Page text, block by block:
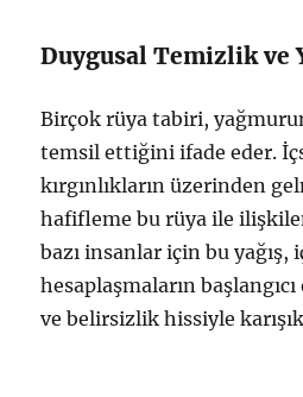
Duygusal Temizlik ve
Birçok rüya tabiri,
temsil ettiğini ifade eder.
kırgınlıkların üzerinden
hafifleme bu rüya ile
bazı insanlar için bu yağış,
hesaplaşmaların
ve belirsizlik hissiyle